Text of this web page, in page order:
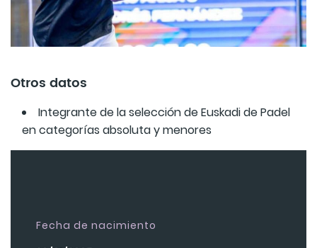
Otros datos
Integrante de la selección de Euskadi de Padel
en categorías absoluta y menores
Fecha de nacimiento